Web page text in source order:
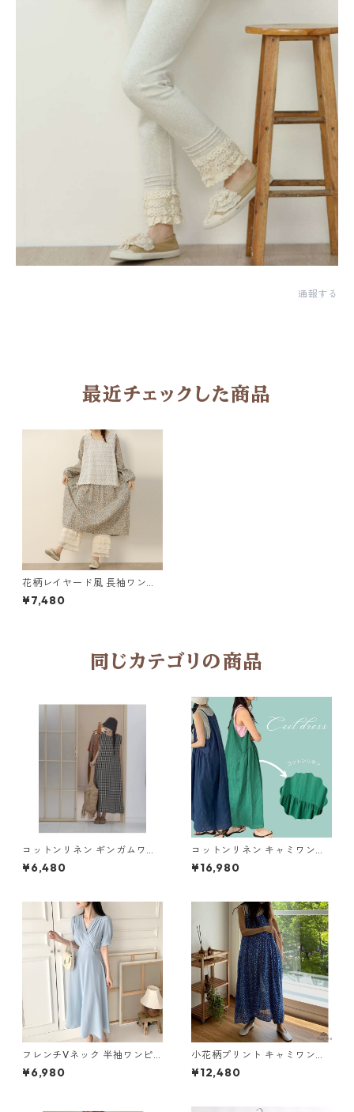
通報する
最近チェックした商品
花柄レイヤード風 長袖ワンピ
ース Y 11145
¥7,480
同じカテゴリの商品
コットンリネン ギンガムワン
ピ Y 260076
¥6,480
コットンリネン キャミワンピ
M 2col 250325
¥16,980
フレンチVネック 半袖ワンピ
ース 6col Y 260082
¥6,980
小花柄プリント キャミワンピ
ース M 11081
¥12,480